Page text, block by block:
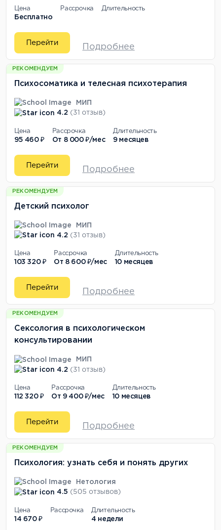
Цена
Бесплатно
Рассрочка Длительность
Перейти
Подробнее
РЕКОМЕНДУЕМ
Психосоматика и телесная психотерапия
МИП
4.2 (31 отзыв)
Цена
95 460 ₽
Рассрочка
От 8 000 ₽/мес
Длительность
9 месяцев
Перейти
Подробнее
РЕКОМЕНДУЕМ
Детский психолог
МИП
4.2 (31 отзыв)
Цена
103 320 ₽
Рассрочка
От 8 600 ₽/мес
Длительность
10 месяцев
Перейти
Подробнее
РЕКОМЕНДУЕМ
Сексология в психологическом
консультировании
МИП
4.2 (31 отзыв)
Цена
112 320 ₽
Рассрочка
От 9 400 ₽/мес
Длительность
10 месяцев
Перейти
Подробнее
РЕКОМЕНДУЕМ
Психология: узнать себя и понять других
Нетология
4.5 (505 отзывов)
Цена
14 670 ₽
Рассрочка Длительность
4 недели